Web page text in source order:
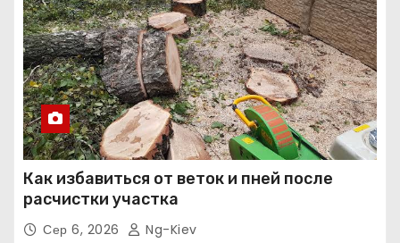
Как избавиться от веток и пней после
расчистки участка
Сер 6, 2026 Ng-Kiev